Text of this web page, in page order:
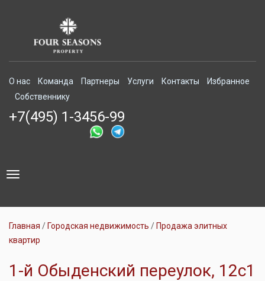
О нас Команда Партнеры Услуги Контакты
Избранное
Собственнику
+7(495) 1-3456-99
Toggle
Главная Городская недвижимость
Продажа элитных
квартир
1-й Обыденский переулок, 12с1